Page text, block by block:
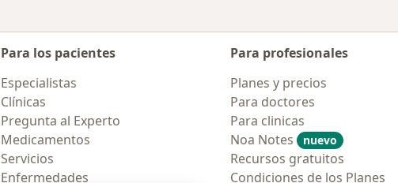
Para los pacientes
Especialistas
Clínicas
Pregunta al Experto
Medicamentos
Servicios
Enfermedades
Para profesionales
Planes y precios
Para doctores
Para clinicas
Noa Notes
nuevo
Recursos gratuitos
Condiciones de los Planes